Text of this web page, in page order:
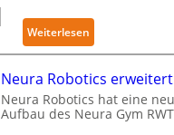
e
F
n
g
Weiterlesen:
K
k
a
Neura Robotics
Neura Robotics hat eine
Aufbau des Neura Gym